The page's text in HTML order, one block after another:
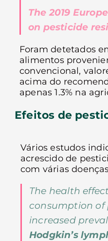
The 2019
on pesticide
Foram detetados
alimentos
convencional,
acima do
apenas 1.3% na
Efeitos de
Vários estudos
acrescido de
com várias
The health
consumption of
increased
Hodgkin’s